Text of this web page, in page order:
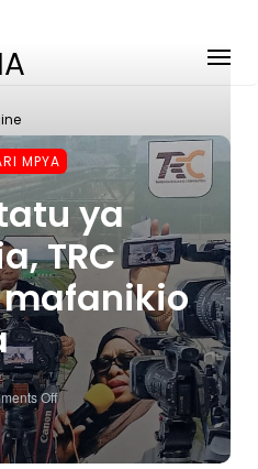
MPYA
ya
TRC
Off
On
Miaka
Mitatu
Ya